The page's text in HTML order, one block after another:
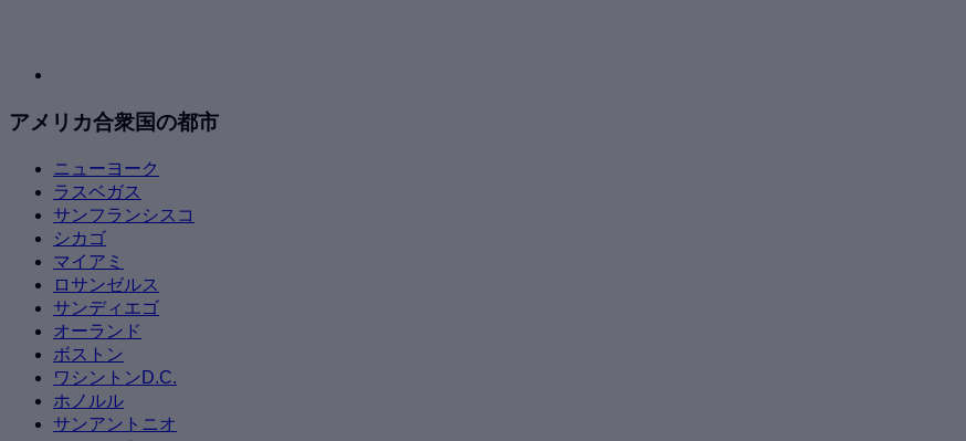
アメリカ合衆国の都市
ニューヨーク
ラスベガス
サンフランシスコ
シカゴ
マイアミ
ロサンゼルス
サンディエゴ
オーランド
ボストン
ワシントンD.C.
ホノルル
サンアントニオ